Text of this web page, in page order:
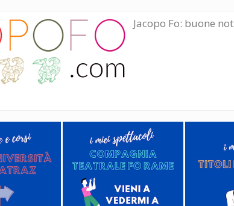
Jacopo Fo: buone